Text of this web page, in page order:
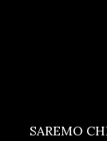
SAREMO